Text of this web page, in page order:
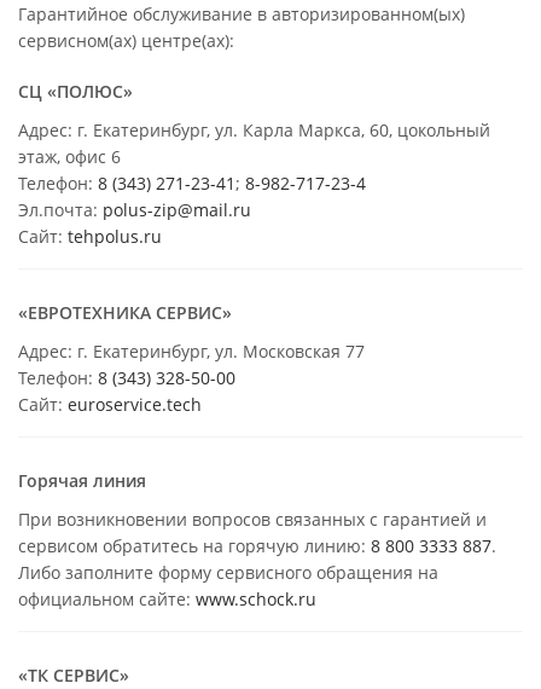
Гарантийное обслуживание в авторизированном(ых)
сервисном(ах) центре(ах):
СЦ «ПОЛЮС»
Адрес: г. Екатеринбург, ул. Карла Маркса, 60, цокольный
этаж, офис 6
Телефон: 8 (343) 271-23-41 ; 8-982-717-23-4
Эл.почта: polus-zip@mail.ru
Сайт: tehpolus.ru
«ЕВРОТЕХНИКА СЕРВИС»
Адрес: г. Екатеринбург, ул. Московская 77
Телефон: 8 (343) 328-50-00
Сайт: euroservice.tech
Горячая линия
При возникновении вопросов связанных с гарантией и
сервисом обратитесь на горячую линию: 8 800 3333 887.
Либо заполните форму сервисного обращения на
официальном сайте: www.schock.ru
«ТК СЕРВИС»